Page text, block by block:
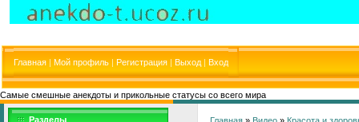
Главная | Мой профиль | Регистрация | Выход | Вход
Самые смешные анекдоты и прикольные статусы со всего мира
Разделы